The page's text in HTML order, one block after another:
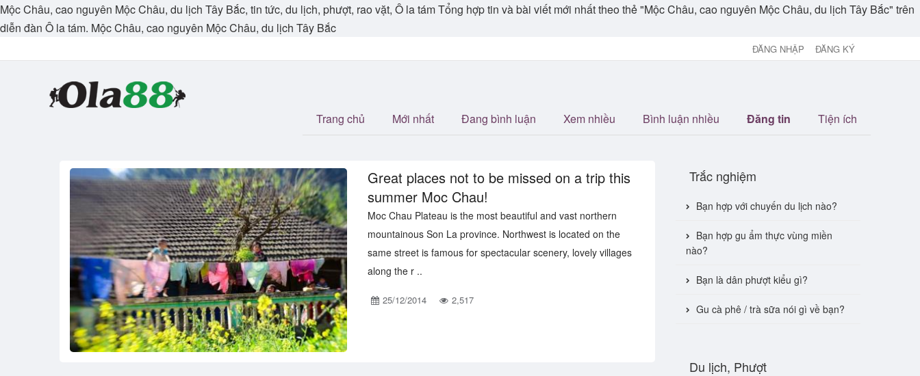
Mộc Châu, cao nguyên Mộc Châu, du lịch Tây Bắc, tin tức, du lịch, phượt, rao vặt, Ô la tám Tổng hợp tin và bài viết mới nhất theo thẻ "Mộc Châu, cao nguyên Mộc Châu, du lịch Tây Bắc" trên
diễn đàn Ô la tám. Mộc Châu, cao nguyên Mộc Châu, du lịch Tây Bắc
ĐĂNG NHẬP ĐĂNG KÝ
Trang chủ Mới nhất Đang bình luận Xem nhiều Bình luận nhiều Đăng tin Tiện ích
Great places not to be missed on a trip this
summer Moc Chau!
Moc Chau Plateau is the most beautiful and vast northern
mountainous Son La province. Northwest is located on the
same street is famous for spectacular scenery, lovely villages
along the r ..
25/12/2014 2,517
Trắc nghiệm
Bạn hợp với chuyến du lịch nào?
Bạn hợp gu ẩm thực vùng miền
nào?
Bạn là dân phượt kiểu gì?
Gu cà phê / trà sữa nói gì về bạn?
Du lịch, Phượt